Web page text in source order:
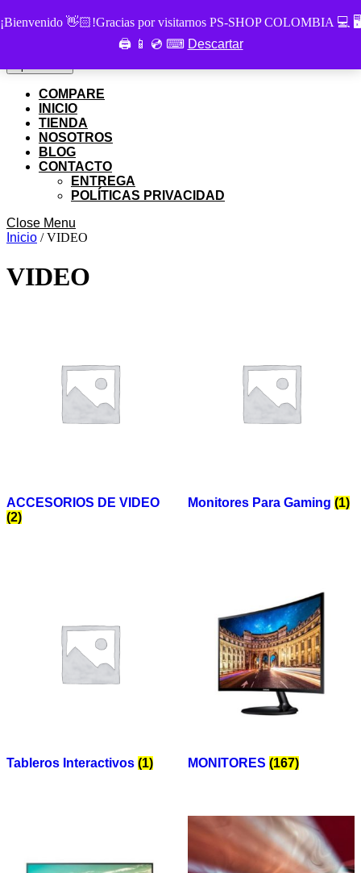
¡Bienvenido 👋🏻!Gracias por visitarnos PS-SHOP COLOMBIA 💻 🖥
🖨 📱 💿 ⌨ Descartar
Skip
to
content
PS SHOP COLOMBIA
Buscar
Account
item
Menu
COMPARE
INICIO
TIENDA
NOSOTROS
BLOG
CONTACTO
ENTREGA
POLÍTICAS PRIVACIDAD
Close Menu
Menu
Inicio / VIDEO
VIDEO
ACCESORIOS DE VIDEO
(2)
Monitores Para Gaming (1)
Tableros Interactivos (1) MONITORES (167)